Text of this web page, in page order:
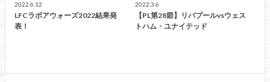
2022.6.12
LFCラボアウォーズ2022結果発
表！
2022.3.6
【PL第28節】リバプールvsウェス
トハム・ユナイテッド